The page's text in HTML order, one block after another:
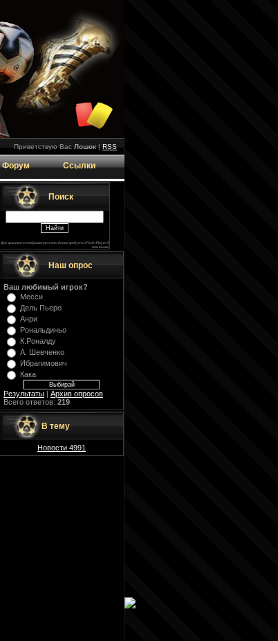
Приветствую ВасЛошок|RSS
Форум Ссылки
Поиск
Для красивого отображения этого блока требуется Flash Player 9
или выше.
Наш опрос
Ваш любимый игрок?
Месси
Дель Пьеро
Анри
Рональдиньо
К.Роналду
А. Шевченко
Ибрагимович
Кака
Результаты | Архив опросов
Всего ответов: 219
В тему
Новости 4991